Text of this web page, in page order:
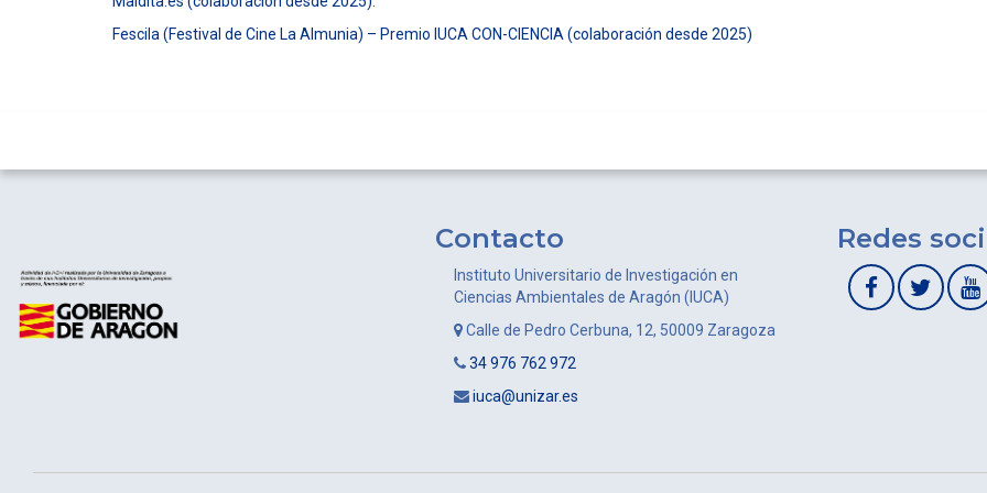
Fescila (Festival de Cine La Almunia) – Premio IUCA CON-CIENCIA (colaboración desde 2025)
Contacto
Instituto Universitario de Investigación en
Ciencias Ambientales de Aragón (IUCA)
Calle de Pedro Cerbuna, 12, 50009 Zaragoza
34 976 762 972
iuca@unizar.es
Redes